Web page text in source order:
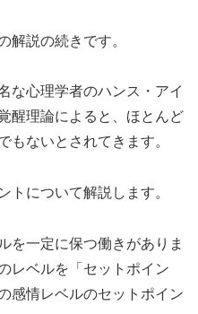
解説の続きです。
な心理学者のハンス・アイ
醒理論によると、ほとんど
もないとされてきます。
トについて解説します。
を一定に保つ働きがありま
レベルを「セットポイン
感情レベルのセットポイン